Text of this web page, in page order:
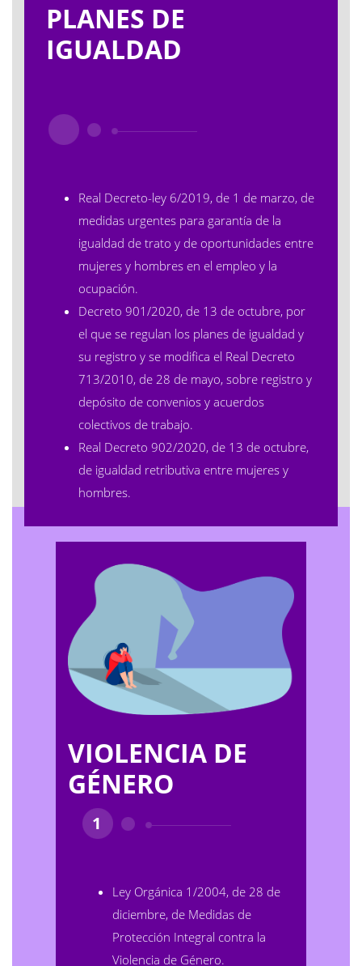
PLANES DE
IGUALDAD
Real Decreto-ley 6/2019, de 1 de marzo, de
medidas urgentes para garantía de la
igualdad de trato y de oportunidades entre
mujeres y hombres en el empleo y la
ocupación.
Decreto 901/2020, de 13 de octubre, por
el que se regulan los planes de igualdad y
su registro y se modifica el Real Decreto
713/2010, de 28 de mayo, sobre registro y
depósito de convenios y acuerdos
colectivos de trabajo.
Real Decreto 902/2020, de 13 de octubre,
de igualdad retributiva entre mujeres y
hombres.
VIOLENCIA DE
GÉNERO
1
Ley Orgánica 1/2004, de 28 de
diciembre, de Medidas de
Protección Integral contra la
Violencia de Género.